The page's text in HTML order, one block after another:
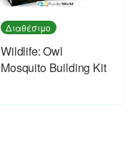
Διαθέσιμο
Wildlife: Owl
Mosquito Building Kit